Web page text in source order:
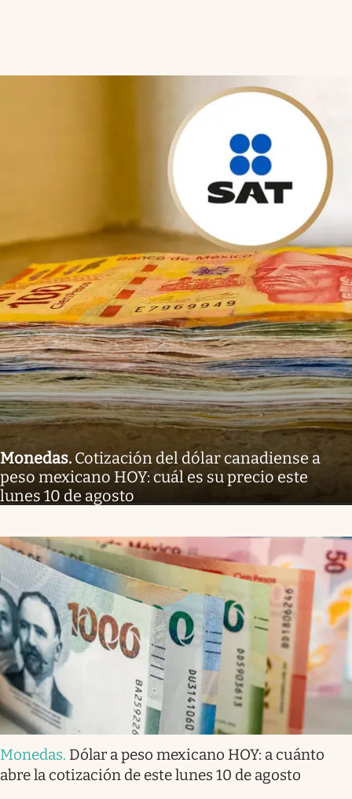
Monedas. Cotización del dólar canadiense a
peso mexicano HOY: cuál es su precio este
lunes 10 de agosto
Monedas. Dólar a peso mexicano HOY: a cuánto
abre la cotización de este lunes 10 de agosto